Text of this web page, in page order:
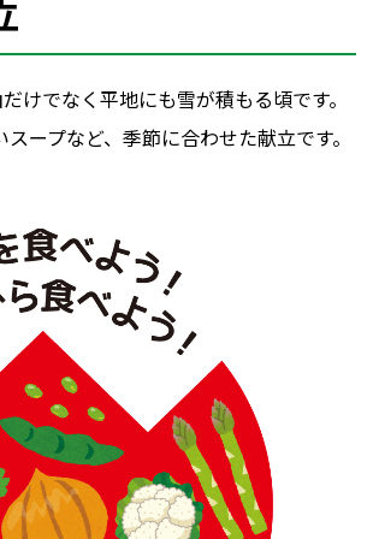
けでなく平地にも雪が積もる頃です。
ープなど、季節に合わせた献立です。